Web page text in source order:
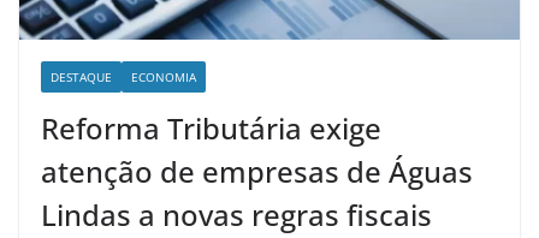
DESTAQUE ECONOMIA
Reforma Tributária exige
atenção de empresas de Águas
Lindas a novas regras fiscais